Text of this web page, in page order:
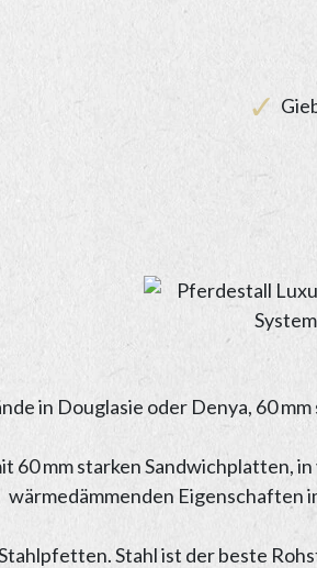
in Douglasie oder Denya, 60
60 mm starken Sandwichplatten,
wärmedämmenden Eigenschaften
Stahl ist der beste